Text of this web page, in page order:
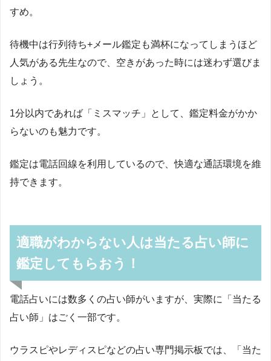
すめ。
待機中は行列待ち+ メール鑑定も満杯になってしまうほど
人気がある先生なので、空きがあった時には迷わず選びま
しょう。
1分以内であれば「ミスマッチ」として、鑑定料金がかか
らないのも魅力です。
鑑定は電話回線を利用しているので、快適な通話環境を維
持できます。
適職がわからない人は当たる占い師に
鑑定してもらおう！
電話占いには数多くの占い師がいますが、実際に「当たる
占い師」はごく一部です。
ウラスピやレディスピなどの占い専門掲示板では、「当た